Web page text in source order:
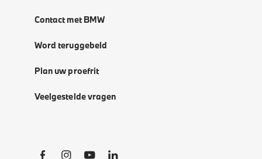
Contact met BMW
Word teruggebeld
Plan uw proefrit
Veelgestelde vragen
Social Links